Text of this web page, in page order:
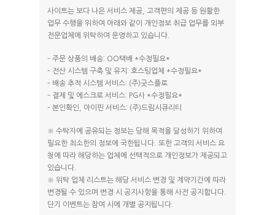
사이트는 보다 나은 서비스 제공, 고객편의 제공 등 원활한
업무 수행을 위하여 아래와 같이 개인정보 취급 업무를 외부
전문업체에 위탁하여 운영하고 있습니다.
– 주문 상품의 배송: OO택배 *수정필요*
– 전산 시스템 구축 및 유지: 호스팅업체 *수정필요*
– 배송 추적 시스템 서비스: (주)굿스플로
– 결제 및 에스크로 서비스: PG사 *수정필요*
– 본인확인, 아이핀 서비스: (주)드림시큐리티
※ 수탁자에 공유되는 정보는 당해 목적을 달성하기 위하여
필요한 최소한의 정보에 국한됩니다. 또한 고객의 서비스 요
청에 따라 해당하는 업체에 선택적으로 개인정보가 제공되고
있습니다.
※ 위탁 업체 리스트는 해당 서비스 변경 및 계약기간에 따라
변경될 수 있으며 변경 시 공지사항을 통해 사전 공지합니다.
단기 이벤트는 참여 시에 개별 공지됩니다.